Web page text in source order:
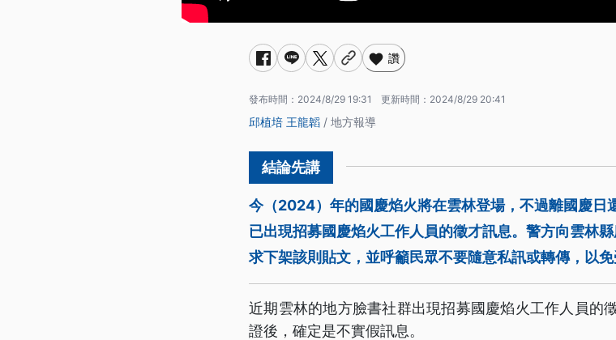
讚
發布時間： 2024/8/29 19:31 更新時間： 2024/8/29 20:41
邱植培 王龍韜 / 地方報導
今（2024）年的國慶焰火將在雲林登場，不過離國慶日
已出現招募國慶焰火工作人員的徵才訊息。警方向雲林
求下架該則貼文，並呼籲民眾不要隨意私訊或轉傳，以免
近期雲林的地方臉書社群出現招募國慶焰火工作人員的
證後，確定是不實假訊息。